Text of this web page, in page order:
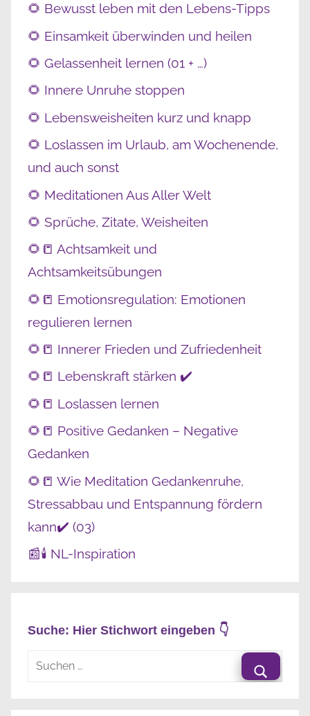
🌻 Bewusst leben mit den Lebens-Tipps
🌻 Einsamkeit überwinden und heilen
🌻 Gelassenheit lernen (01 + …)
🌻 Innere Unruhe stoppen
🌻 Lebensweisheiten kurz und knapp
🌻 Loslassen im Urlaub, am Wochenende,
und auch sonst
🌻 Meditationen Aus Aller Welt
🌻 Sprüche, Zitate, Weisheiten
🌻📒 Achtsamkeit und
Achtsamkeitsübungen
🌻📒 Emotionsregulation: Emotionen
regulieren lernen
🌻📒 Innerer Frieden und Zufriedenheit
🌻📒 Lebenskraft stärken ✔️
🌻📒 Loslassen lernen
🌻📒 Positive Gedanken – Negative
Gedanken
🌻📒 Wie Meditation Gedankenruhe,
Stressabbau und Entspannung fördern
kann✔️ (03)
📰🕯️ NL-Inspiration
Suche: Hier Stichwort eingeben 👇
Suchen